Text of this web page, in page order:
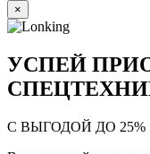
×
УСПЕЙ
С ВЫГОДОЙ ДО 25%